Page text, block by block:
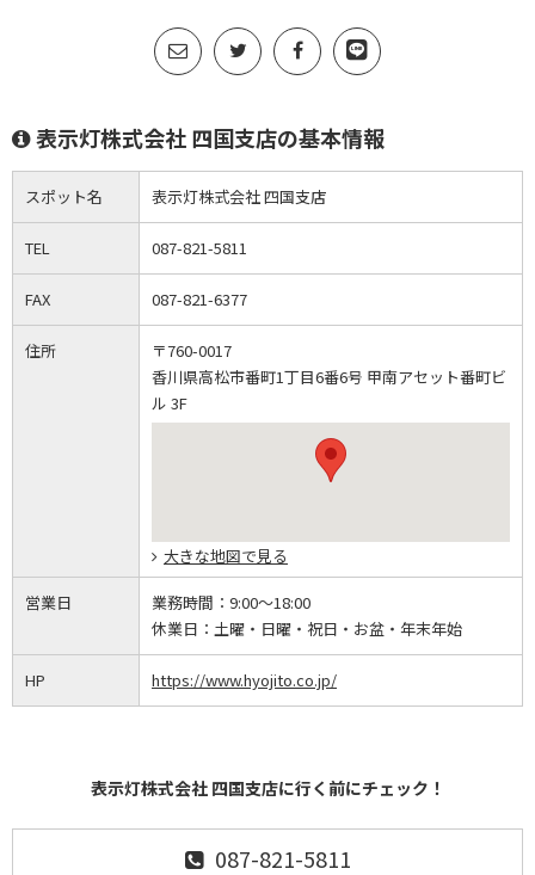
表示灯株式会社 四国支店の基本情報
スポット名 表示灯株式会社 四国支店
TEL 087-821-5811
FAX 087-821-6377
住所
〒760-0017
香川県高松市番町1丁目6番6号 甲南アセット番町ビ
ル 3F
大きな地図で見る
営業日 業務時間： 9:00～18:00
休業日： 土曜・日曜・祝日・お盆・年末年始
HP https://www.hyojito.co.jp/
表示灯株式会社 四国支店に行く前にチェック！
087-821-5811